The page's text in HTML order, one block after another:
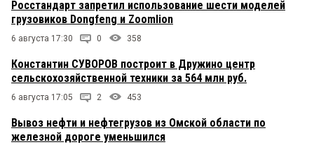
Росстандарт запретил использование шести моделей
грузовиков Dongfeng и Zoomlion
6 августа 17:30 0 358
Константин СУВОРОВ построит в Дружино центр
сельскохозяйственной техники за 564 млн руб.
6 августа 17:05 2 453
Вывоз нефти и нефтегрузов из Омской области по
железной дороге уменьшился